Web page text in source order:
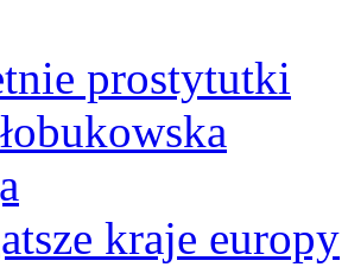
prostytutki
kraje europy